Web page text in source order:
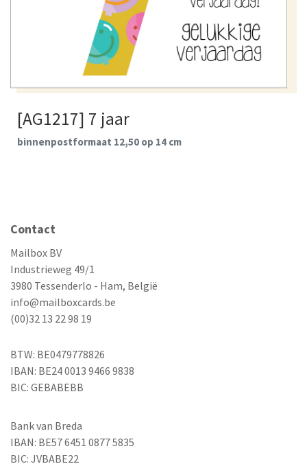
[AG1217] 7 jaar
binnenpostformaat 12,50 op 14 cm
Contact
Mailbox BV
Industrieweg 49/1
3980 Tessenderlo - Ham, België
info@mailboxcards.be
(00)32 13 22 98 19
BTW: BE0479778826
IBAN: BE24 0013 9466 9838
BIC: GEBABEBB
Bank van Breda
IBAN: BE57 6451 0877 5835
BIC: JVBABE22